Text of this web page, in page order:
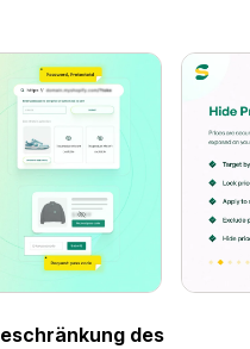
des